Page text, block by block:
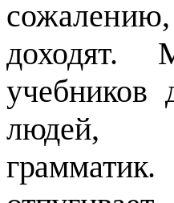
учебников
людей,